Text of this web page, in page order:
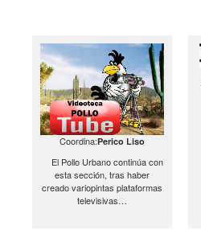
Coordina:Perico Liso
El Pollo Urbano continúa con
esta sección, tras haber
creado variopintas plataformas
televisivas…